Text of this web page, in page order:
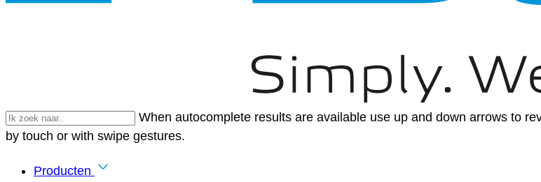
When autocomplete results are available use up and down arrows to
by touch or with swipe gestures.
Producten